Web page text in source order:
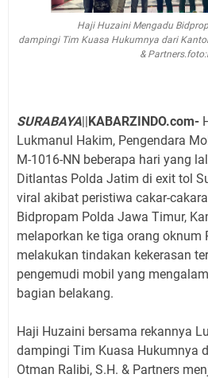
Haji Huzaini Mengadu
dampingi Tim Kuasa Hukumnya dari
&
SURABAYA||KABARZINDO.com-
Lukmanul Hakim, Pengendara
M-1016-NN beberapa hari yang
Ditlantas Polda Jatim di exit tol
viral akibat peristiwa cakar-
Bidpropam Polda Jawa Timur,
melaporkan ke tiga orang oknum
melakukan tindakan kekerasan
pengemudi mobil yang
bagian belakang.
Haji Huzaini bersama rekannya
dampingi Tim Kuasa Hukumnya
Otman Ralibi, S.H. & Partners